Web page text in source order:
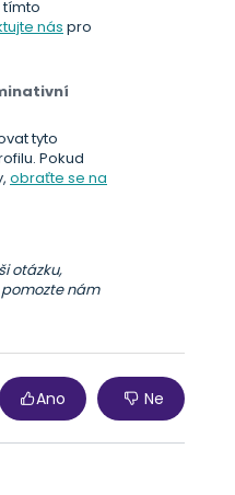
tímto
nás pro
tyto
Pokud
obraťte se na
otázku,
nám
Ano Ne